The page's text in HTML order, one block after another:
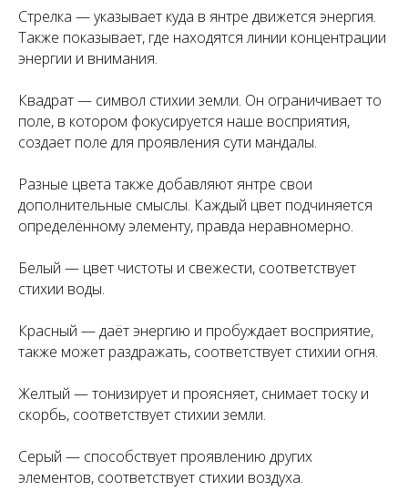
Стрелка — указывает куда в янтре движется энергия.
Также показывает, где находятся линии концентрации
энергии и внимания.
Квадрат — символ стихии земли. Он ограничивает то
поле, в котором фокусируется наше восприятия,
создает поле для проявления сути мандалы.
Разные цвета также добавляют янтре свои
дополнительные смыслы. Каждый цвет подчиняется
определённому элементу, правда неравномерно.
Белый — цвет чистоты и свежести, соответствует
стихии воды.
Красный — даёт энергию и пробуждает восприятие,
также может раздражать, соответствует стихии огня.
Желтый — тонизирует и проясняет, снимает тоску и
скорбь, соответствует стихии земли.
Серый — способствует проявлению других
элементов, соответствует стихии воздуха.